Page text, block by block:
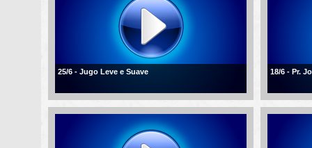
25/6 - Jugo Leve e Suave 18/6 - Pr.